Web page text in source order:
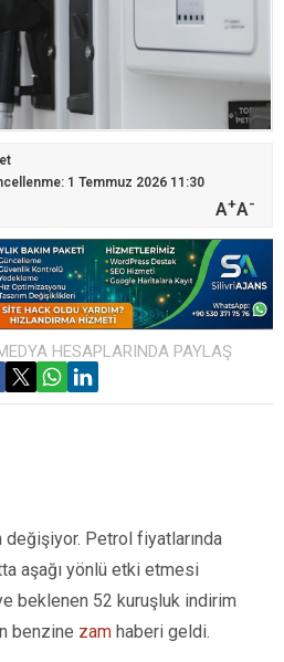
1 Temmuz 2026 11:30
A+A-
HESAPLARINDA PAYLAŞ
değişiyor. Petrol fiyatlarında
aşağı yönlü etki etmesi
beklenen 52 kuruşluk indirim
benzine zam haberi geldi.